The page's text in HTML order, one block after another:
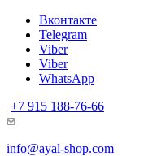
Вконтакте
Telegram
Viber
Viber
WhatsApp
+7 915 188-76-66
info@ayal-shop.com